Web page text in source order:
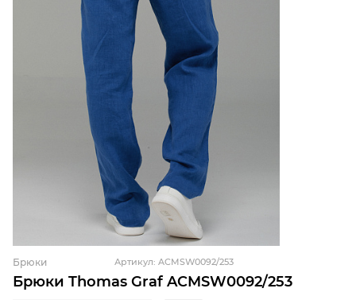
Брюки Thomas Graf ACMSW0092/253
Брюки Артикул: ACMSW0092/253